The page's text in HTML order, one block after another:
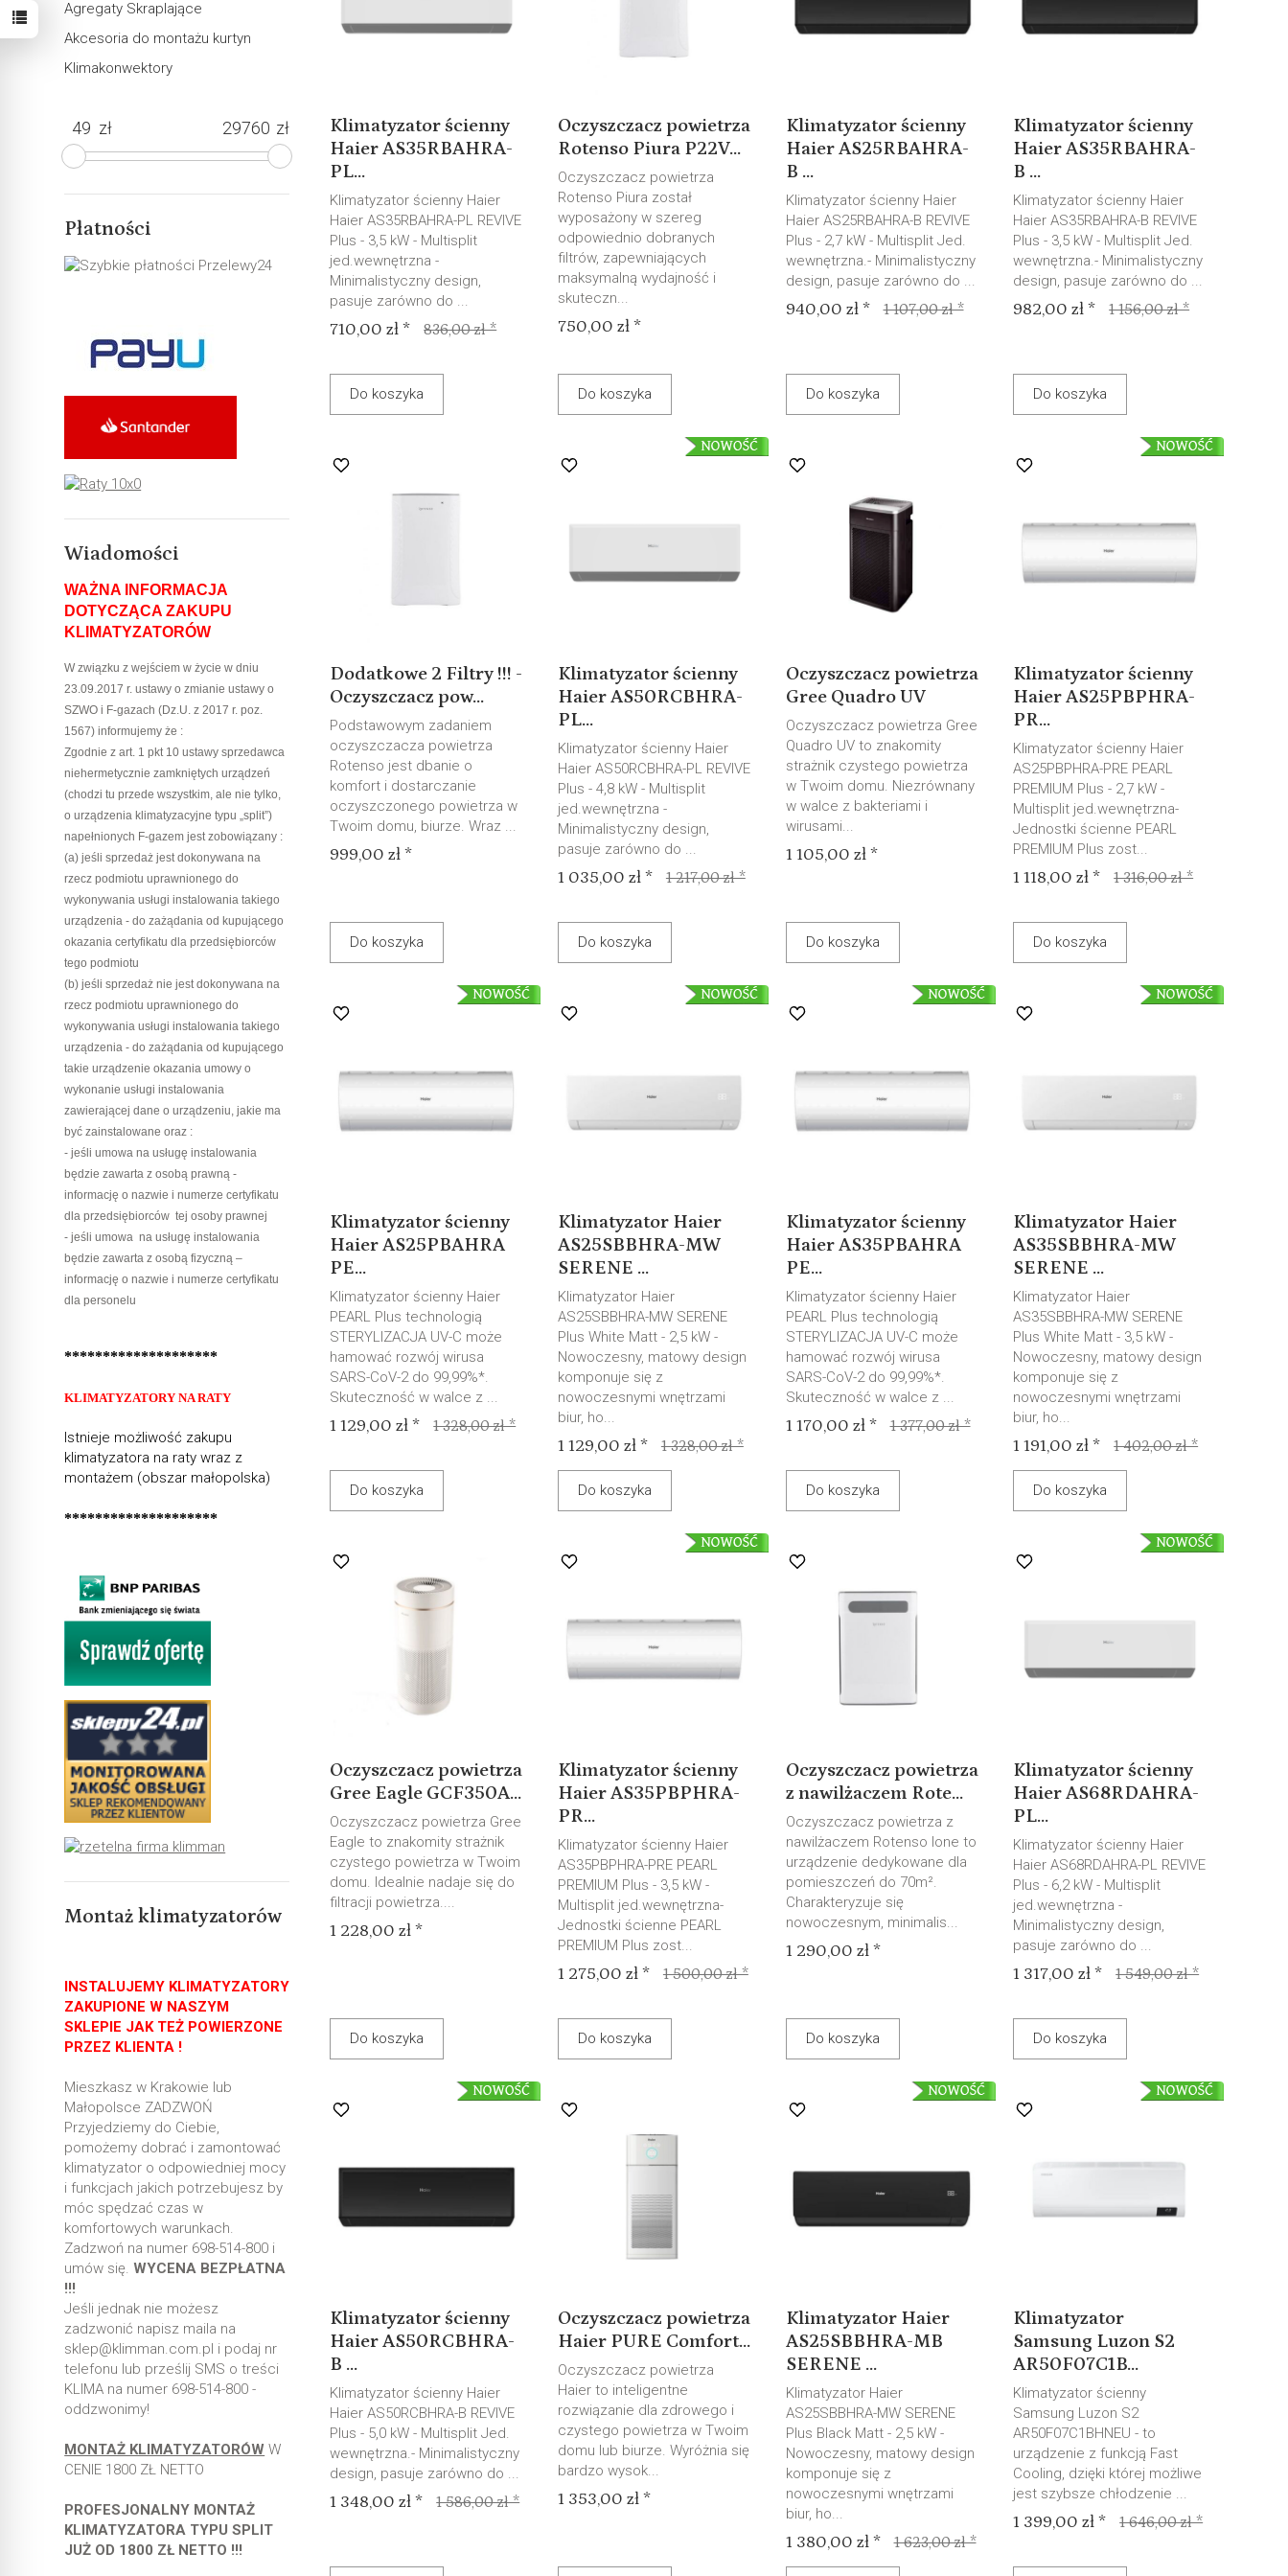
Klimatyzator ścienny
Haier AS35RBAHRA-
PL...
Klimatyzator ścienny Haier
Haier AS35RBAHRA-PL REVIVE
Plus - 3,5 kW - Multisplit
jed.wewnętrzna -
Minimalistyczny design,
pasuje zarówno do ...
710,00 zł * 836,00 zł *
Do koszyka
Oczyszczacz powietrza
Rotenso Piura P22V...
Oczyszczacz powietrza
Rotenso Piura został
wyposażony w szereg
odpowiednio dobranych
filtrów, zapewniających
maksymalną wydajność i
skuteczn...
750,00 zł *
Do koszyka
Klimatyzator ścienny
Haier AS25RBAHRA-
B ...
Klimatyzator ścienny Haier
Haier AS25RBAHRA-B REVIVE
Plus - 2,7 kW - Multisplit Jed.
wewnętrzna.- Minimalistyczny
design, pasuje zarówno do ...
940,00 zł * 1 107,00 zł *
Do koszyka
Klimatyzator ścienny
Haier AS35RBAHRA-
B ...
Klimatyzator ścienny Haier
Haier AS35RBAHRA-B REVIVE
Plus - 3,5 kW - Multisplit Jed.
wewnętrzna.- Minimalistyczny
design, pasuje zarówno do ...
982,00 zł * 1 156,00 zł *
Do koszyka
Dodatkowe 2 Filtry !!! -
Oczyszczacz pow...
Podstawowym zadaniem
oczyszczacza powietrza
Rotenso jest dbanie o
komfort i dostarczanie
oczyszczonego powietrza w
Twoim domu, biurze. Wraz ...
999,00 zł *
Do koszyka
Klimatyzator ścienny
Haier AS50RCBHRA-
PL...
Klimatyzator ścienny Haier
Haier AS50RCBHRA-PL REVIVE
Plus - 4,8 kW - Multisplit
jed.wewnętrzna -
Minimalistyczny design,
pasuje zarówno do ...
1 035,00 zł * 1 217,00 zł *
Do koszyka
Oczyszczacz powietrza
Gree Quadro UV
Oczyszczacz powietrza Gree
Quadro UV to znakomity
strażnik czystego powietrza
w Twoim domu. Niezrównany
w walce z bakteriami i
wirusami...
1 105,00 zł *
Do koszyka
Klimatyzator ścienny
Haier AS25PBPHRA-
PR...
Klimatyzator ścienny Haier
AS25PBPHRA-PRE PEARL
PREMIUM Plus - 2,7 kW -
Multisplit jed.wewnętrzna-
Jednostki ścienne PEARL
PREMIUM Plus zost...
1 118,00 zł * 1 316,00 zł *
Do koszyka
Klimatyzator ścienny
Haier AS25PBAHRA
PE...
Klimatyzator ścienny Haier
PEARL Plus technologią
STERYLIZACJA UV-C może
hamować rozwój wirusa
SARS-CoV-2 do 99,99%*.
Skuteczność w walce z ...
1 129,00 zł * 1 328,00 zł *
Do koszyka
Klimatyzator Haier
AS25SBBHRA-MW
SERENE ...
Klimatyzator Haier
AS25SBBHRA-MW SERENE
Plus White Matt - 2,5 kW -
Nowoczesny, matowy design
komponuje się z
nowoczesnymi wnętrzami
biur, ho...
1 129,00 zł * 1 328,00 zł *
Do koszyka
Klimatyzator ścienny
Haier AS35PBAHRA
PE...
Klimatyzator ścienny Haier
PEARL Plus technologią
STERYLIZACJA UV-C może
hamować rozwój wirusa
SARS-CoV-2 do 99,99%*.
Skuteczność w walce z ...
1 170,00 zł * 1 377,00 zł *
Do koszyka
Klimatyzator Haier
AS35SBBHRA-MW
SERENE ...
Klimatyzator Haier
AS35SBBHRA-MW SERENE
Plus White Matt - 3,5 kW -
Nowoczesny, matowy design
komponuje się z
nowoczesnymi wnętrzami
biur, ho...
1 191,00 zł * 1 402,00 zł *
Do koszyka
Oczyszczacz powietrza
Gree Eagle GCF350A...
Oczyszczacz powietrza Gree
Eagle to znakomity strażnik
czystego powietrza w Twoim
domu. Idealnie nadaje się do
filtracji powietrza....
1 228,00 zł *
Do koszyka
Klimatyzator ścienny
Haier AS35PBPHRA-
PR...
Klimatyzator ścienny Haier
AS35PBPHRA-PRE PEARL
PREMIUM Plus - 3,5 kW -
Multisplit jed.wewnętrzna-
Jednostki ścienne PEARL
PREMIUM Plus zost...
1 275,00 zł * 1 500,00 zł *
Do koszyka
Oczyszczacz powietrza
z nawilżaczem Rote...
Oczyszczacz powietrza z
nawilżaczem Rotenso Ione to
urządzenie dedykowane dla
pomieszczeń do 70m².
Charakteryzuje się
nowoczesnym, minimalis...
1 290,00 zł *
Do koszyka
Klimatyzator ścienny
Haier AS68RDAHRA-
PL...
Klimatyzator ścienny Haier
Haier AS68RDAHRA-PL REVIVE
Plus - 6,2 kW - Multisplit
jed.wewnętrzna -
Minimalistyczny design,
pasuje zarówno do ...
1 317,00 zł * 1 549,00 zł *
Do koszyka
Klimatyzator ścienny
Haier AS50RCBHRA-
B ...
Klimatyzator ścienny Haier
Haier AS50RCBHRA-B REVIVE
Plus - 5,0 kW - Multisplit Jed.
wewnętrzna.- Minimalistyczny
design, pasuje zarówno do ...
1 348,00 zł * 1 586,00 zł *
Oczyszczacz powietrza
Haier PURE Comfort...
Oczyszczacz powietrza
Haier to inteligentne
rozwiązanie dla zdrowego i
czystego powietrza w Twoim
domu lub biurze. Wyróżnia się
bardzo wysok...
1 353,00 zł *
Klimatyzator Haier
AS25SBBHRA-MB
SERENE ...
Klimatyzator Haier
AS25SBBHRA-MW SERENE
Plus Black Matt - 2,5 kW -
Nowoczesny, matowy design
komponuje się z
nowoczesnymi wnętrzami
biur, ho...
1 380,00 zł * 1 623,00 zł *
Klimatyzator
Samsung Luzon S2
AR50F07C1B...
Klimatyzator ścienny
Samsung Luzon S2
AR50F07C1BHNEU - to
urządzenie z funkcją Fast
Cooling, dzięki której możliwe
jest szybsze chłodzenie ...
1 399,00 zł * 1 646,00 zł *
Agregaty Skraplające
Akcesoria do montażu kurtyn
Klimakonwektory
zł zł
Płatności
Wiadomości
WAŻNA INFORMACJA
DOTYCZĄCA ZAKUPU
KLIMATYZATORÓW
W związku z wejściem w życie w dniu
23.09.2017 r. ustawy o zmianie ustawy o
SZWO i F-gazach (Dz.U. z 2017 r. poz.
1567) informujemy że :
Zgodnie z art. 1 pkt 10 ustawy sprzedawca
niehermetycznie zamkniętych urządzeń
(chodzi tu przede wszystkim, ale nie tylko,
o urządzenia klimatyzacyjne typu „split”)
napełnionych F-gazem jest zobowiązany :
(a) jeśli sprzedaż jest dokonywana na
rzecz podmiotu uprawnionego do
wykonywania usługi instalowania takiego
urządzenia - do zażądania od kupującego
okazania certyfikatu dla przedsiębiorców
tego podmiotu
(b) jeśli sprzedaż nie jest dokonywana na
rzecz podmiotu uprawnionego do
wykonywania usługi instalowania takiego
urządzenia - do zażądania od kupującego
takie urządzenie okazania umowy o
wykonanie usługi instalowania
zawierającej dane o urządzeniu, jakie ma
być zainstalowane oraz :
- jeśli umowa na usługę instalowania
będzie zawarta z osobą prawną -
informację o nazwie i numerze certyfikatu
dla przedsiębiorców tej osoby prawnej
- jeśli umowa na usługę instalowania
będzie zawarta z osobą fizyczną –
informację o nazwie i numerze certyfikatu
dla personelu
********************
KLIMATYZATORY NA RATY
Istnieje możliwość zakupu
klimatyzatora na raty wraz z
montażem (obszar małopolska)
********************
Montaż klimatyzatorów
INSTALUJEMY KLIMATYZATORY
ZAKUPIONE W NASZYM
SKLEPIE JAK TEŻ POWIERZONE
PRZEZ KLIENTA !
Mieszkasz w Krakowie lub
Małopolsce ZADZWOŃ
Przyjedziemy do Ciebie,
pomożemy dobrać i zamontować
klimatyzator o odpowiedniej mocy
i funkcjach jakich potrzebujesz by
móc spędzać czas w
komfortowych warunkach.
Zadzwoń na numer 698-514-800 i
umów się.WYCENA BEZPŁATNA
!!!
Jeśli jednak nie możesz
zadzwonić napisz maila na
sklep@klimman.com.pl i podaj nr
telefonu lub prześlij SMS o treści
KLIMA na numer 698-514-800 -
oddzwonimy!
MONTAŻ KLIMATYZATORÓW W
CENIE 1800 ZŁ NETTO
PROFESJONALNY MONTAŻ
KLIMATYZATORA TYPU SPLIT
JUŻ OD 1800 ZŁ NETTO !!!